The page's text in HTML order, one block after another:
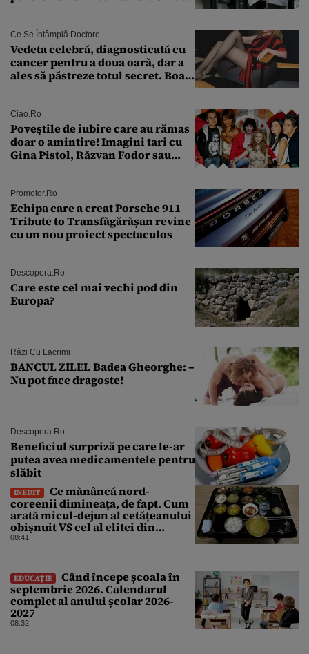
Ce Se Întâmplă Doctore
Vedeta celebră, diagnosticată cu
cancer pentru a doua oară, dar a
ales să păstreze totul secret. Boala
Ciao.ro
Poveştile de iubire care au rămas
doar o amintire! Imagini tari cu
Gina Pistol, Răzvan Fodor sau
Promotor.ro
Echipa care a creat Porsche 911
Tribute to Transfăgărășan revine
cu un nou proiect spectaculos
Descopera.ro
Care este cel mai vechi pod din
Europa?
Râzi Cu Lacrimi
BANCUL ZILEI. Badea Gheorghe: –
Nu pot face dragoste!
Descopera.ro
Beneficiul surpriză pe care le-ar
putea avea medicamentele pentru
slăbit
INEDIT
Ce mănâncă nord-
coreenii dimineața, de fapt. Cum
arată micul-dejun al cetățeanului
obișnuit VS cel al elitei din
Phenian
08:41
EDUCAȚIE
Când începe școala în
septembrie 2026. Calendarul
complet al anului școlar 2026-
2027
08:32